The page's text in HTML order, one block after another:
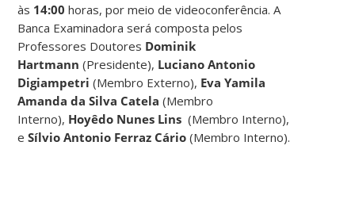
às 14:00 horas, por meio de videoconferência. A
Banca Examinadora será composta pelos
Professores Doutores Dominik
Hartmann (Presidente), Luciano Antonio
Digiampetri (Membro Externo), Eva Yamila
Amanda da Silva Catela (Membro
Interno), Hoyêdo Nunes Lins (Membro Interno),
eSílvio Antonio Ferraz Cário(Membro Interno).